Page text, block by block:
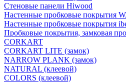
Стеновые панели Hiwood
Настенные пробковые покрытия
Настенные пробковые покрытия
Пробковые покрытия, замковая
CORKART
CORKART LITE (замок)
NARROW PLANK (замок)
NATURAL (клеевой)
COLORS (клеевой)